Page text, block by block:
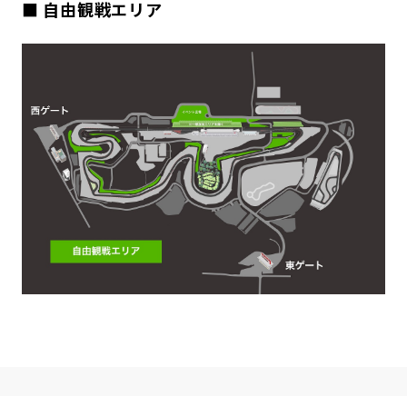
■ 自由観戦エリア